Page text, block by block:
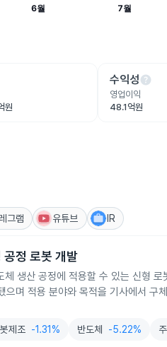
원
수익성help
영업이익
48.1억원
그램 유튜브 IR
공정 로봇 개발
생산 공정에 적용할 수 있는 신형 로
으며 적용 분야와 목적을 기사에서 구
제조 -1.31% 반도체 -5.22%